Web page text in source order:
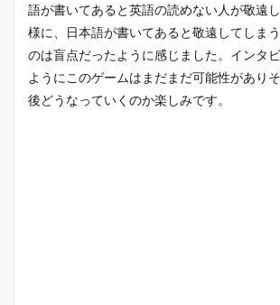
語が書いてあると英語の読めない人が敬遠
様に、日本語が書いてあると敬遠してしま
のは盲点だったように感じました。インタ
ようにこのゲームはまだまだ可能性があり
後どうなっていくのか楽しみです。